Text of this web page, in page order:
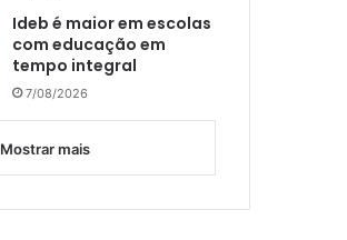
Ideb é maior em escolas
com educação em
tempo integral
7/08/2026
Mostrar mais